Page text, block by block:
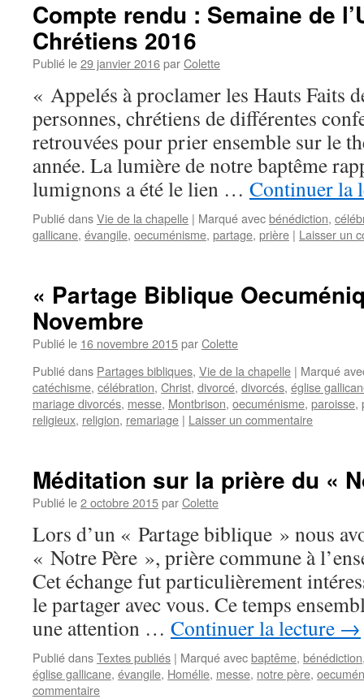
Compte rendu : Semaine de
Chrétiens 2016
Publié le29 janvier 2016parColette
« Appelés à proclamer les Hauts Faits
personnes, chrétiens de différentes
retrouvées pour prier ensemble sur le
année. La lumière de notre baptême
lumignons a été le lien … Continuer la
Publié dansVie de la chapelle | Marqué avecbénédiction,
gallicane, évangile, oecuménisme, partage, prière | Laisser un
« Partage Biblique
Novembre
Publié le 16 novembre 2015parColette
Publié dans Partages bibliques, Vie de la chapelle | Marqué
catéchisme, célébration, Christ, divorcé, divorcés, église
mariage divorcés, messe, Montbrison, oecuménisme, paroisse,
religieux, religion, remariage | Laisser un commentaire
Méditation sur la prière du «
Publié le2 octobre 2015parColette
Lors d’un « Par­tage bi­bli­que » nous
« No­tre Père », prière com­mune à
Cet échange fut par­ti­cu­liè­re­ment
le par­ta­ger avec vous. Ce temps
une at­ten­tion … Continuer la lecture →
Publié dansTextes publiés | Marqué avecbaptême, bénédiction
église gallicane, évangile, Homélie, messe, notre père,
commentaire